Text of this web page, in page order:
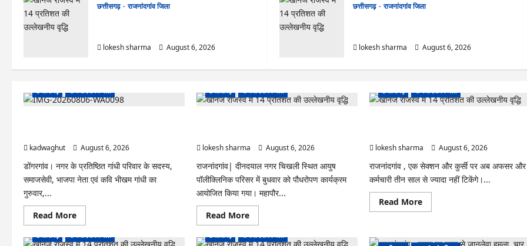
छत्तीसगढ़
राजनांदगांव जिला
lokesh sharma
August 6, 2026
छत्तीसगढ़
राजनांदगांव जिला
lokesh sharma
August 6, 2026
छत्तीसगढ़ राजनांदगांव जिला
kadwaghut
August 6, 2026
डोंगरगांव। नगर के प्रतिष्ठित गांधी परिवार के सदस्य,
समाजसेवी, भाजपा नेता एवं कवि भीखम गांधी का
गुरुवार,...
Read MoreRead
more
Rajnandgaon
छत्तीसगढ़ राजनांदगांव जिला
lokesh sharma
August 6, 2026
राजनांदगांव| दीनदयाल नगर चिखली स्थित आयुष
पॉलीक्लिनिक परिसर में बुधवार को पौधरोपण कार्यक्रम
आयोजित किया गया। महापौर...
Read MoreRead
more
राजनांदगांव
छत्तीसगढ़ राजनांदगांव जिला
lokesh sharma
August 6, 2026
राजनांदगांव , एक सेक्शन और कुर्सी पर अब अफसर और
कर्मचारी तीन साल से ज्यादा नहीं टिकेंगे।...
Read MoreRead
more
कुर्सी
छत्तीसगढ़ राजनांदगांव जिला छत्तीसगढ़
राजनांदगांव जिला